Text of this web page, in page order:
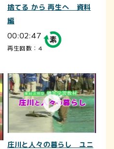
捨てる から 再生へ 資料
編
00:02:47
再生回数：4
庄川と人々の暮らし ユニ